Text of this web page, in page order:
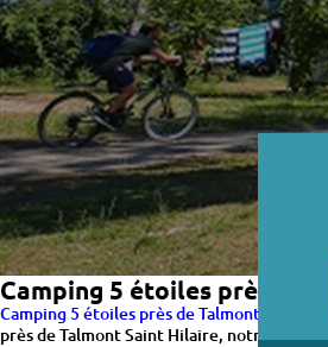
Camping 5 étoiles près de
Camping 5 étoiles près de Talmont Saint
près de Talmont Saint Hilaire, notre